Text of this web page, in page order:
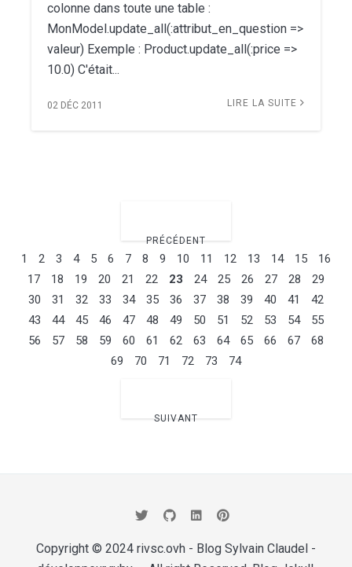
colonne dans toute une table :
MonModel.update_all(:attribut_en_question =>
valeur) Exemple : Product.update_all(:price =>
10.0) C'était...
02 DÉC 2011 LIRE LA SUITE
PRÉCÉDENT
1 2 3 4 5 6 7 8 9 10 11 12 13 14 15
16
17
18 19 20 21 22 23 24 25 26 27 28
29
30
31 32 33 34 35 36 37 38 39 40 41
42
43
44 45 46 47 48 49 50 51 52 53 54
55
56
57 58 59 60 61 62 63 64 65 66 67
68
69
70 71 72 73 74
SUIVANT
Copyright © 2024 rivsc.ovh - Blog Sylvain Claudel -